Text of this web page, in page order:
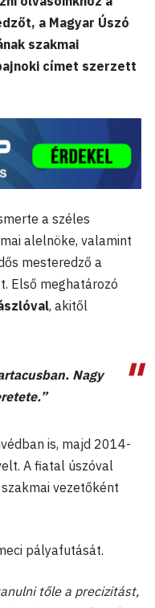
a Magyar Úszó
szakmai
címet szerzett
a széles
alelnöke, valamint
mesteredző a
Első meghatározó
, akitől
Nagy
is, majd 2014-
A fiatal úszóval
vezetőként
pályafutását.
tőle a precizitást,